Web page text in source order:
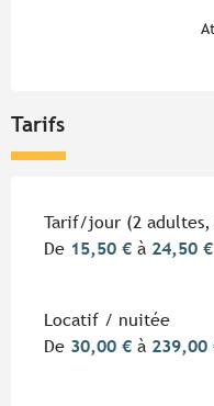
Tarifs
Tarifs 2026
Tarif/jour (2
De 15,50 € à 24,50 €
Locatif / nuitée
De 30,00 € à 239,00